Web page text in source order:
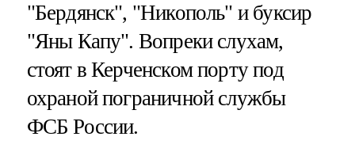
"Бердянск", "Никополь" и буксир
"Яны Капу". Вопреки слухам,
стоят в Керченском порту под
охраной пограничной службы
ФСБ России.